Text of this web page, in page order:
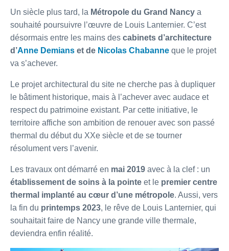
Un siècle plus tard, la Métropole du Grand Nancy a
souhaité poursuivre l’œuvre de Louis Lanternier. C’est
désormais entre les mains des cabinets d’architecture
d’Anne Demians et de Nicolas Chabanne que le projet
va s’achever.
Le projet architectural du site ne cherche pas à dupliquer
le bâtiment historique, mais à l’achever avec audace et
respect du patrimoine existant. Par cette initiative, le
territoire affiche son ambition de renouer avec son passé
thermal du début du XXe siècle et de se tourner
résolument vers l’avenir.
Les travaux ont démarré en mai 2019 avec à la clef : un
établissement de soins à la pointe et le premier centre
thermal implanté au cœur d’une métropole. Aussi, vers
la fin du printemps 2023, le rêve de Louis Lanternier, qui
souhaitait faire de Nancy une grande ville thermale,
deviendra enfin réalité.